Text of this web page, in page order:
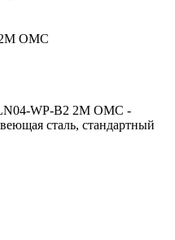
OMC
WP-B2 2M OMC -
сталь, стандартный